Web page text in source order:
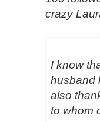
crazy
I know
husband
also
to whom